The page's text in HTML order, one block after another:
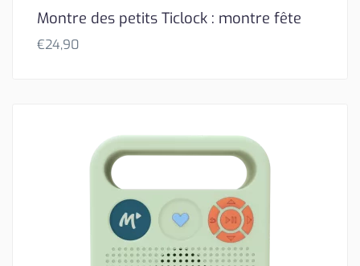
Montre des petits Ticlock : montre fête
€24,90